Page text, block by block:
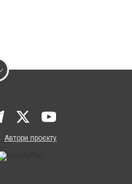
Автори проєкту